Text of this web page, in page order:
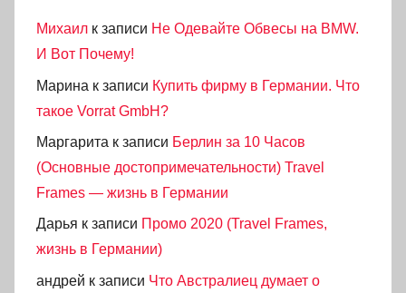
Михаил к записи Не Одевайте Обвесы на BMW.
И Вот Почему!
Марина к записи Купить фирму в Германии. Что
такое Vorrat GmbH?
Маргарита к записи Берлин за 10 Часов
(Основные достопримечательности) Travel
Frames — жизнь в Германии
Дарья к записи Промо 2020 (Travel Frames,
жизнь в Германии)
андрей к записи Что Австралиец думает о